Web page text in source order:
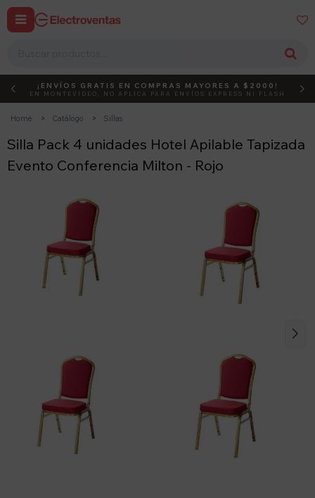
 
DEBUT ACTIVÁ EL CÓDIGO
¡ENVÍOS GRATIS EN COMPRAS MAYORES A $2000!
EN MONTEVIDEO, NO APLICA PARA ENVÍOS EXPRESS NI FLASH
Home Catálogo Sillas
Silla Pack 4 unidades Hotel Apilable Tapizada
Evento Conferencia Milton - Rojo